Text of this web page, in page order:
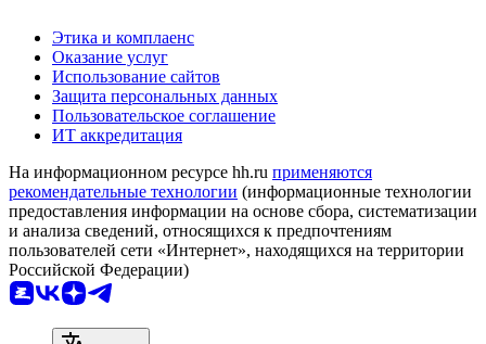
Этика и комплаенс
Оказание услуг
Использование сайтов
Защита персональных данных
Пользовательское соглашение
ИТ аккредитация
На информационном ресурсе hh.ru применяются
рекомендательные технологии (информационные технологии
предоставления информации на основе сбора, систематизации
и анализа сведений, относящихся к предпочтениям
пользователей сети «Интернет», находящихся на территории
Российской Федерации)